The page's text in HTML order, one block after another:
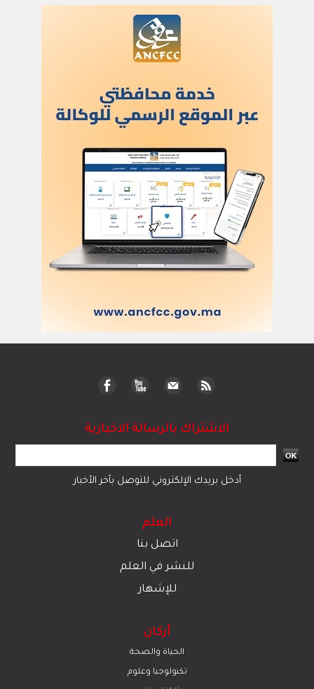
الاشتراك بالرسالة الاخبارية
أدخل بريدك الإلكتروني للتوصل بآخر الأخبار
العلم
اتصل بنا
للنشر في العلم
للإشهار
أركان
الحياة والصحة
تكنولوجيا وعلوم